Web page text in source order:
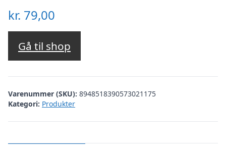
kr. 79,00
Gå til shop
Varenummer (SKU): 8948518390573021175
Kategori: Produkter